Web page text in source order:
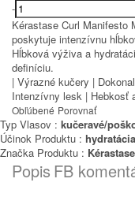
-
Kérastase Curl Manifesto
poskytuje intenzívnu
Hĺbková výživa a
definíciu.
| Výrazné kučery |
Intenzívny lesk | Hebkosť
Obľúbené Porovnať
Typ Vlasov : kučeravé/
Účinok Produktu : hydratácia
Značka Produktu : Kérastase
Popis FB